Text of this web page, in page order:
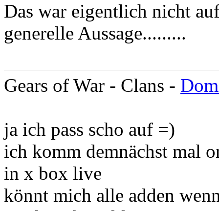
Das war eigentlich nicht
generelle Aussage.........
Gears of War - Clans -
ja ich pass scho auf =)
ich komm demnächst mal
in x box live
könnt mich alle adden